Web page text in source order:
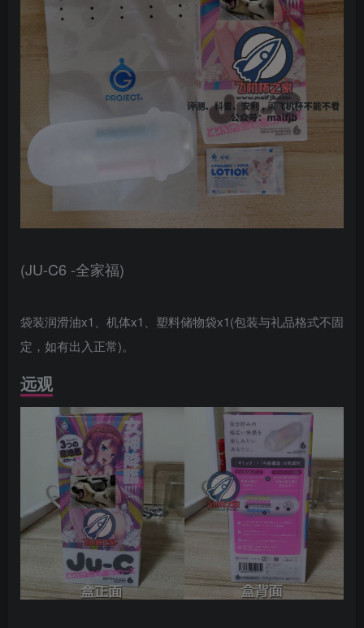
(JU-C6 -全家福)
袋装润滑油x1、机体x1、塑料储物袋x1(包装与礼品格式不固
定，如有出入正常)。
远观